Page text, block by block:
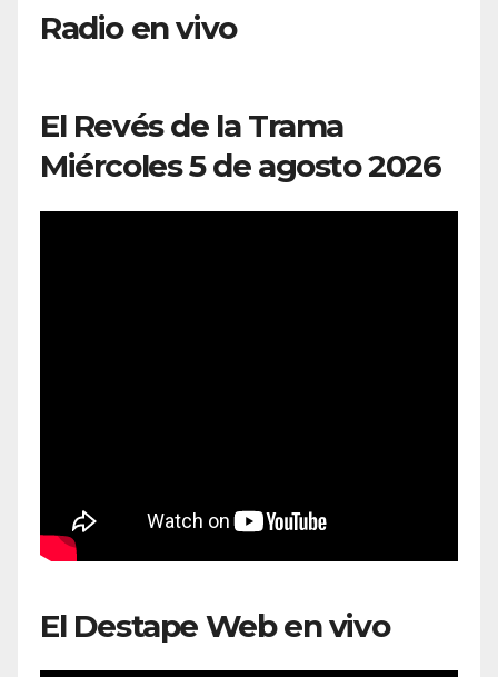
Radio en vivo
El Revés de la Trama
Miércoles 5 de agosto 2026
El Destape Web en vivo